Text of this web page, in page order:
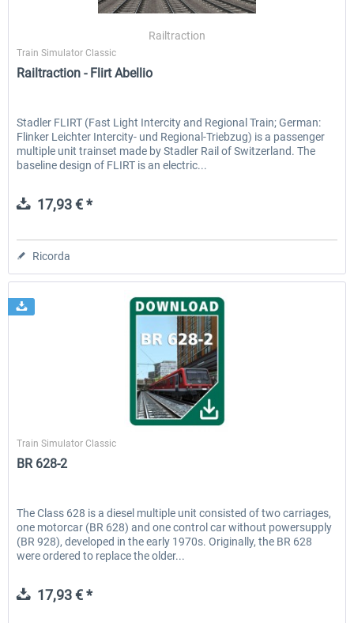
0,00 € * 36,59 € *
Railtraction
Train Simulator Classic
Railtraction - Flirt Abellio
Stadler FLIRT (Fast Light Intercity and Regional Train; German:
Flinker Leichter Intercity- und Regional-Triebzug) is a passenger
multiple unit trainset made by Stadler Rail of Switzerland. The
baseline design of FLIRT is an electric...
17,93 € *
Ricorda
Railtraction
Train Simulator Classic
BR 628-2
The Class 628 is a diesel multiple unit consisted of two carriages,
one motorcar (BR 628) and one control car without powersupply
(BR 928), developed in the early 1970s. Originally, the BR 628
were ordered to replace the older...
17,93 € *